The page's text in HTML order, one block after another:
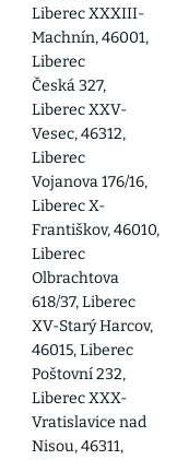
Liberec XXXIII-
Machnín, 46001,
Liberec
Česká 327,
Liberec XXV-
Vesec, 46312,
Liberec
Vojanova 176/16,
Liberec X-
Františkov, 46010,
Liberec
Olbrachtova
618/37, Liberec
XV-Starý Harcov,
46015, Liberec
Poštovní 232,
Liberec XXX-
Vratislavice nad
Nisou, 46311,